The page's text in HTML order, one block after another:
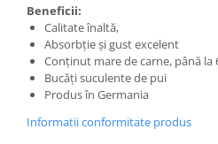
Beneficii:
Calitate înaltă,
Absorbție și gust excelent
Conținut mare de carne, până la
Bucăți suculente de pui
Produs în Germania
Informatii conformitate produs